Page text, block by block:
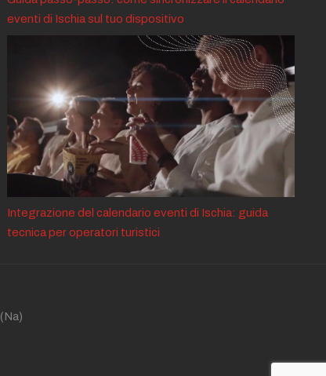
eventi di Ischia sul tuo dispositivo
Integrazione del calendario eventi di Ischia: guida
tecnica per operatori turistici
(Na)